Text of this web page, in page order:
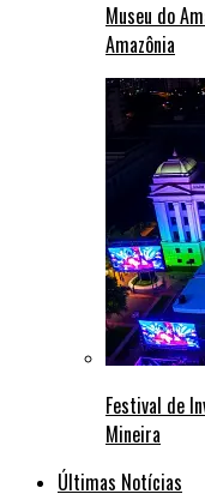
Museu do
Amazônia
Festival de
Mineira
Últimas Notícias